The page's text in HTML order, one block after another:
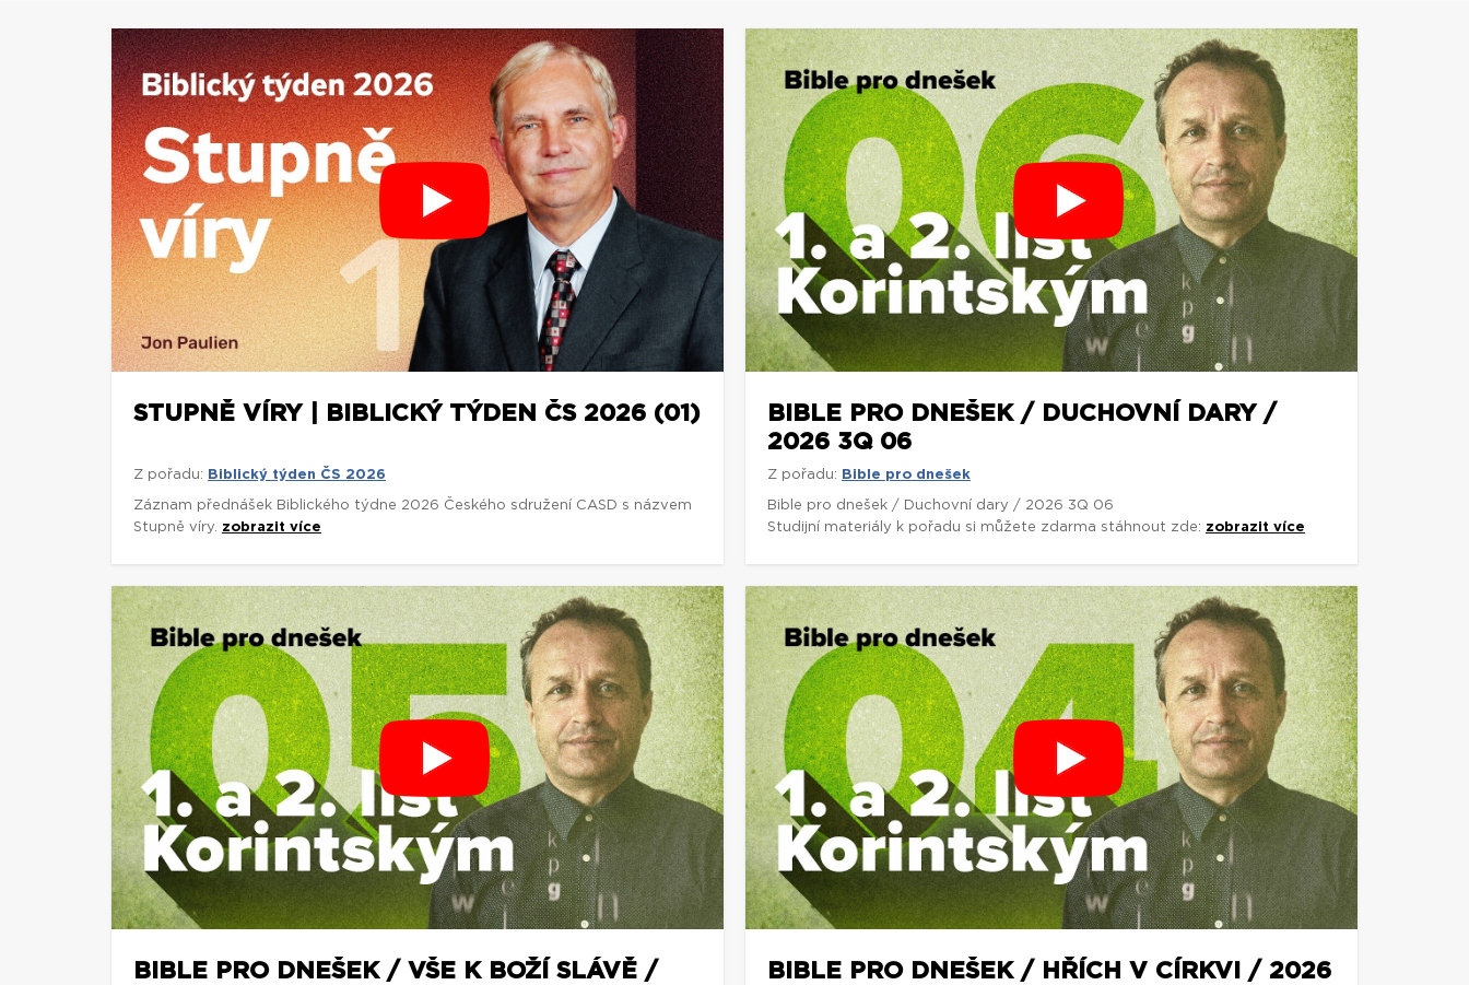
STUPNĚ VÍRY | BIBLICKÝ TÝDEN ČS 2026 (01)
Z pořadu: Biblický týden ČS 2026
Záznam přednášek Biblického týdne 2026 Českého sdružení CASD s názvem
Stupně víry. zobrazit více
BIBLE PRO DNEŠEK / DUCHOVNÍ DARY /
2026 3Q 06
Z pořadu: Bible pro dnešek
Bible pro dnešek / Duchovní dary / 2026 3Q 06
Studijní materiály k pořadu si můžete zdarma stáhnout zde: zobrazit více
BIBLE PRO DNEŠEK / VŠE K BOŽÍ SLÁVĚ /
BIBLE PRO DNEŠEK / HŘÍCH V CÍRKVI / 2026